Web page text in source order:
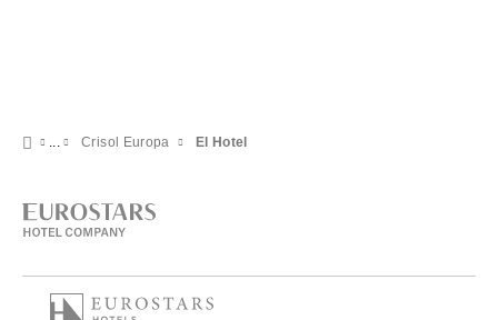
Crisol Europa El Hotel